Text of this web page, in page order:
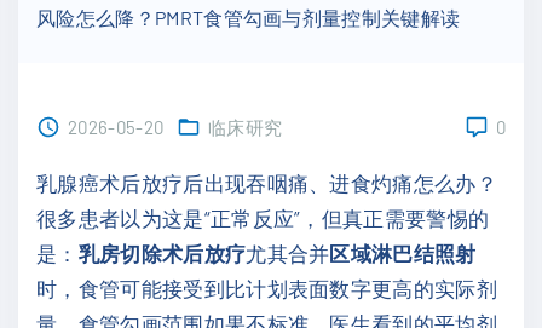
:
风险怎么降？PMRT食管勾画与剂量控制关键解读
2026-05-20 临床研究 0
乳腺癌术后放疗后出现吞咽痛、进食灼痛怎么办？
很多患者以为这是“正常反应”，但真正需要警惕的
是： 乳房切除术后放疗尤其合并区域淋巴结照射
时，食管可能接受到比计划表面数字更高的实际剂
量。食管勾画范围如果不标准，医生看到的平均剂